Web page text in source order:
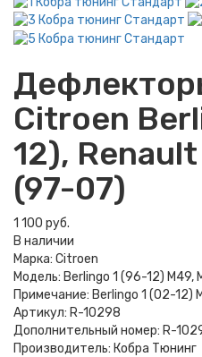
Citroen
12),
(97-07)
1 100 руб.
В наличии
Марка: Citroen
Модель: Berlingo 1 (96-12) M49,
Примечание: Berlingo 1 (02-12)
Артикул: R-10298
Дополнительный номер: R-
Производитель: Кобра Тюнинг